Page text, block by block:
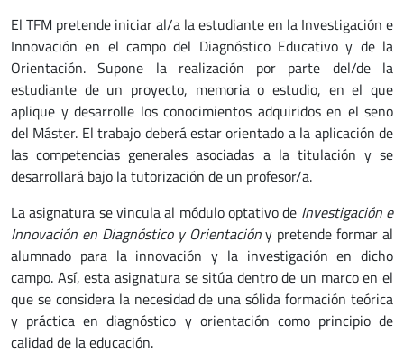
El TFM pretende iniciar al/a la estudiante en la Investigación e
Innovación en el campo del Diagnóstico Educativo y de la
Orientación. Supone la realización por parte del/de la
estudiante de un proyecto, memoria o estudio, en el que
aplique y desarrolle los conocimientos adquiridos en el seno
del Máster. El trabajo deberá estar orientado a la aplicación de
las competencias generales asociadas a la titulación y se
desarrollará bajo la tutorización de un profesor/a.
La asignatura se vincula al módulo optativo de Investigación e
Innovación en Diagnóstico y Orientacióny pretende formar al
alumnado para la innovación y la investigación en dicho
campo. Así, esta asignatura se sitúa dentro de un marco en el
que se considera la necesidad de una sólida formación teórica
y práctica en diagnóstico y orientación como principio de
calidad de la educación.